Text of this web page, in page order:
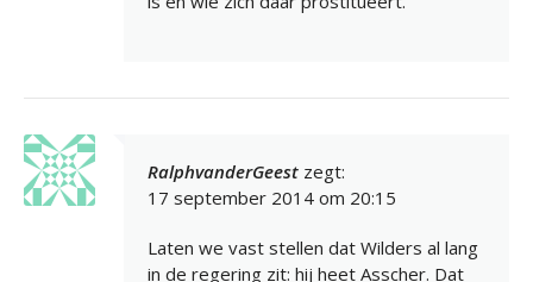
RalphvanderGeest zegt:
17 september 2014 om 20:15
Laten we vast stellen dat Wilders al lang
in de regering zit: hij heet Asscher. Dat